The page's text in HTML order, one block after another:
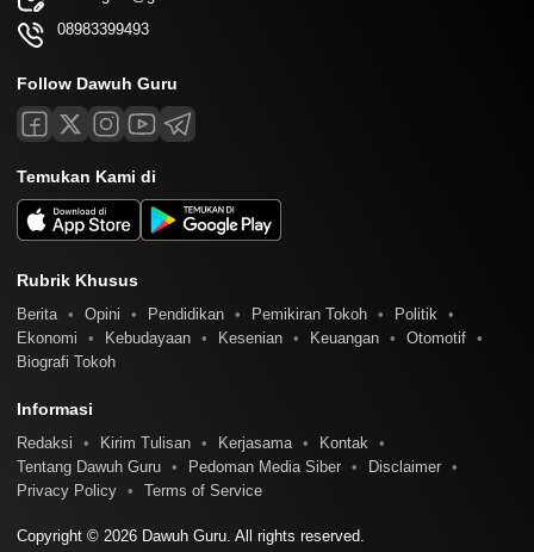
08983399493
Follow Dawuh Guru
Temukan Kami di
Rubrik Khusus
Berita Opini Pendidikan Pemikiran Tokoh
Politik
Ekonomi
Kebudayaan Kesenian Keuangan
Otomotif
Biografi Tokoh
Informasi
Redaksi Kirim Tulisan Kerjasama
Kontak
Tentang Dawuh Guru
Pedoman Media Siber
Disclaimer
Privacy Policy
Terms of Service
Copyright © 2026 Dawuh Guru. All rights reserved.